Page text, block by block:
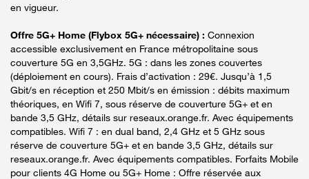
en vigueur.
Offre 5G+ Home (Flybox 5G+ nécessaire) : Connexion
accessible exclusivement en France métropolitaine sous
couverture 5G en 3,5GHz. 5G : dans les zones couvertes
(déploiement en cours). Frais d’activation : 29€. Jusqu’à 1,5
Gbit/s en réception et 250 Mbit/s en émission : débits maximum
théoriques, en Wifi 7, sous réserve de couverture 5G+ et en
bande 3,5 GHz, détails sur reseaux.orange.fr. Avec équipements
compatibles. Wifi 7 : en dual band, 2,4 GHz et 5 GHz sous
réserve de couverture 5G+ et en bande 3,5 GHz, détails sur
reseaux.orange.fr. Avec équipements compatibles. Forfaits Mobile
pour clients 4G Home ou 5G+ Home : Offre réservée aux